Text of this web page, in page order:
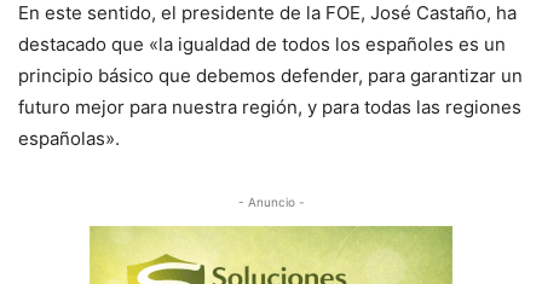
En este sentido, el presidente de la FOE, José Castaño, ha
destacado que «la igualdad de todos los españoles es un
principio básico que debemos defender, para garantizar un
futuro mejor para nuestra región, y para todas las regiones
españolas».
- Anuncio -